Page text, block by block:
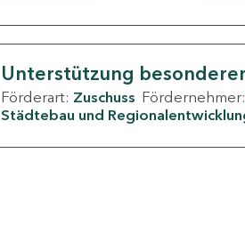
Unterstützung
Förderart: Zuschuss Fördernehmer:
Städtebau und